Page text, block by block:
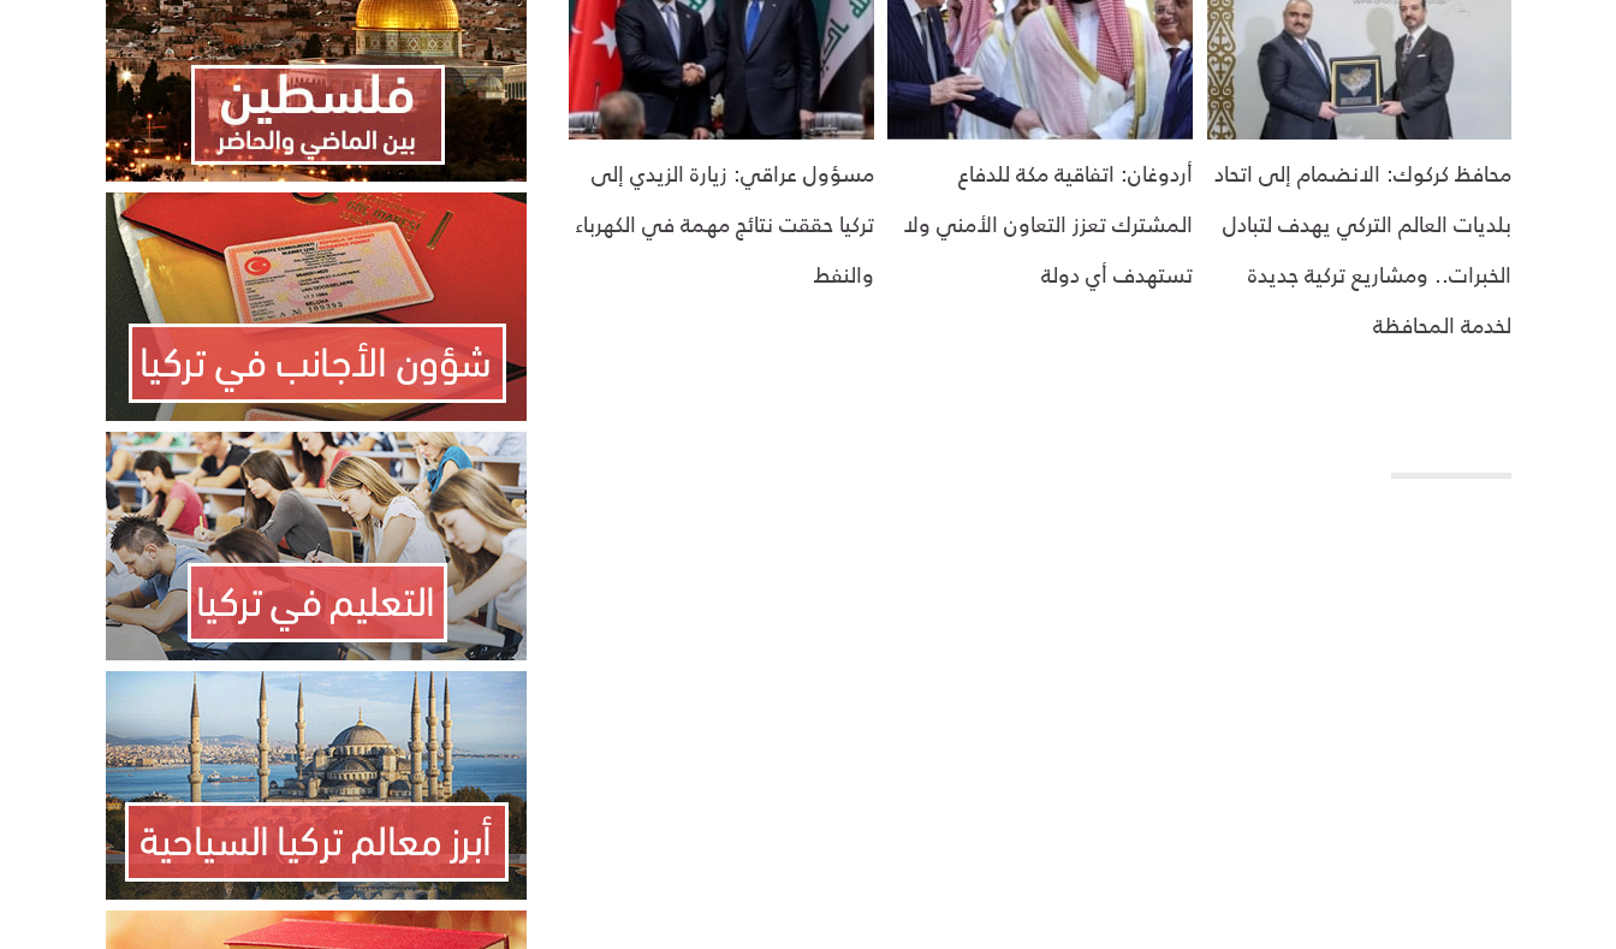
محافظ كركوك: الانضمام إلى اتحاد
بلديات العالم التركي يهدف لتبادل
الخبرات.. ومشاريع تركية جديدة
لخدمة المحافظة
أردوغان: اتفاقية مكة للدفاع
المشترك تعزز التعاون الأمني ولا
تستهدف أي دولة
مسؤول عراقي: زيارة الزيدي إلى
تركيا حققت نتائج مهمة في الكهرباء
والنفط